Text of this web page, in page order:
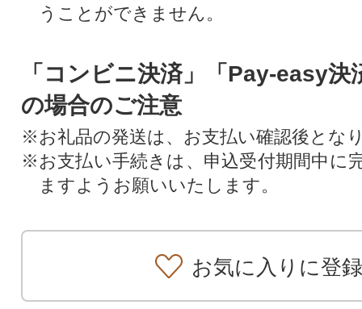
うことができません。
「コンビニ決済」「Pay-easy決
の場合のご注意
※お礼品の発送は、お支払い確認後とな
※お支払い手続きは、申込受付期間中に
ますようお願いいたします。
お気に入りに登録